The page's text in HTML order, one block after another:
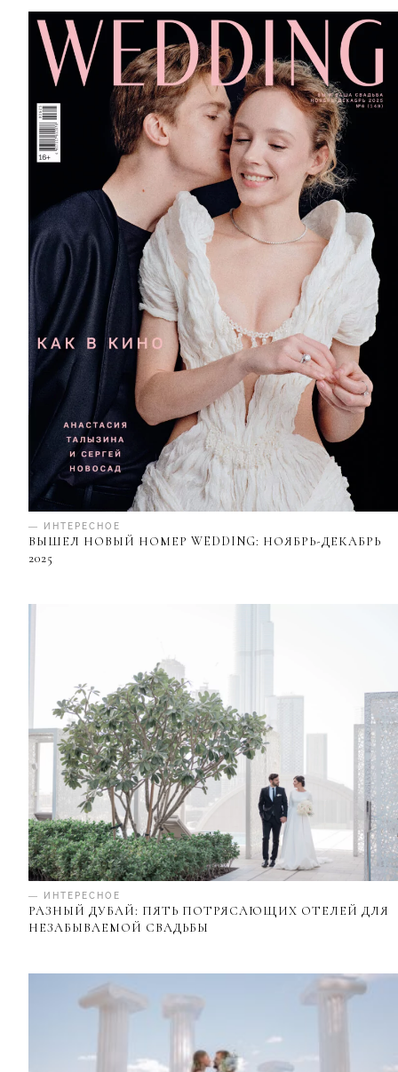
— ИНТЕРЕСНОЕ
ВЫШЕЛ НОВЫЙ НОМЕР WEDDING: НОЯБРЬ-ДЕКАБРЬ
2025
— ИНТЕРЕСНОЕ
РАЗНЫЙ ДУБАЙ: ПЯТЬ ПОТРЯСАЮЩИХ ОТЕЛЕЙ ДЛЯ
НЕЗАБЫВАЕМОЙ СВАДЬБЫ